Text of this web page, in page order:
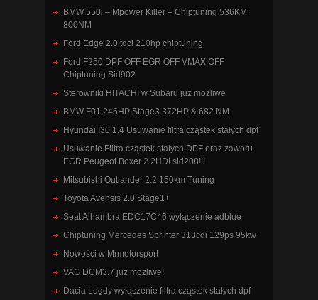
BMW 550i – Mpower Killer – Chiptuning 536KM
800NM
Ford Edge 2.0 tdci 210hp chiptuning
Ford F250 DPF OFF EGR OFF VMAX OFF
Chiptuning Sid902
Sterowniki HITACHI w Subaru już możliwe
BMW F01 245HP Stage3 372HP & 682 NM
Hyundai I30 1.4 Usuwanie filtra cząstek stałych dpf
Usuwanie Filtra cząstek stałych DPF oraz zaworu
EGR Peugeot Boxer 2.2HDI sid208!!!
Mitsubishi Outlander 2.2 150km Tuning
Toyota Avensis 2.0 Stage1+
Seat Alhambra EDC17C46 wyłączenie adblue
Chiptuning Mercedes Sprinter 313cdi 129ps 95kw
Nowości w Mrmotorsport
VAG DCM3.7 już możliwe!
Dacia Logdy wyłączenie filtra cząstek stałych dpf